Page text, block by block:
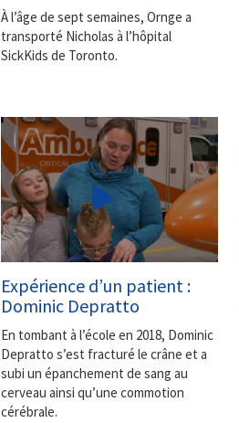
À l’âge de sept semaines, Ornge a
transporté Nicholas à l’hôpital
SickKids de Toronto.
Expérience d’un patient :
Dominic Depratto
En tombant à l’école en 2018, Dominic
Depratto s’est fracturé le crâne et a
subi un épanchement de sang au
cerveau ainsi qu’une commotion
cérébrale.